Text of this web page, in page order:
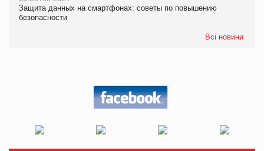
Защита данных на смартфонах: советы по повышению
безопасности
Всі новини